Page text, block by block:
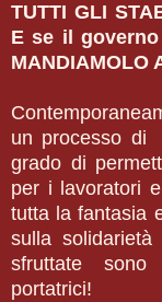
TUTTI GLI
E se il
MANDIAMOLO
un processo di
grado di
per i lavoratori
tutta la fantasia
sulla
sfruttate sono
portatrici!